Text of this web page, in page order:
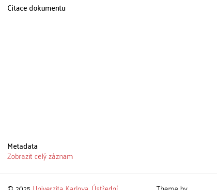
Citace dokumentu
Metadata
Zobrazit celý záznam